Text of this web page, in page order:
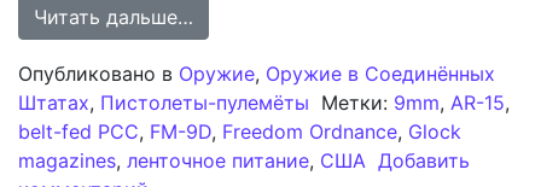
Читать дальше…
Опубликовано в Оружие, Оружие в Соединённых
Штатах, Пистолеты-пулемёты Метки: 9mm, AR-15,
belt-fed PCC, FM-9D, Freedom Ordnance, Glock
magazines, ленточное питание, США Добавить